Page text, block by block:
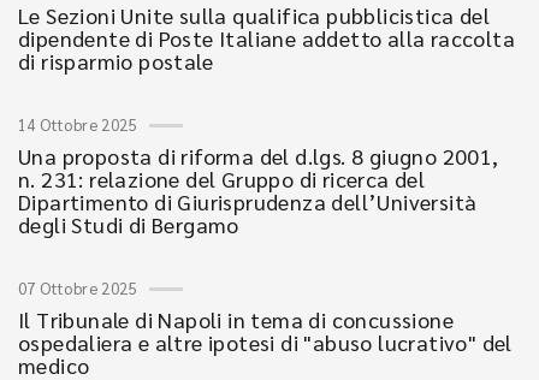
Le Sezioni Unite sulla qualifica pubblicistica del
dipendente di Poste Italiane addetto alla raccolta
di risparmio postale
14 Ottobre 2025
Una proposta di riforma del d.lgs. 8 giugno 2001,
n. 231: relazione del Gruppo di ricerca del
Dipartimento di Giurisprudenza dell’Università
degli Studi di Bergamo
07 Ottobre 2025
Il Tribunale di Napoli in tema di concussione
ospedaliera e altre ipotesi di "abuso lucrativo" del
medico